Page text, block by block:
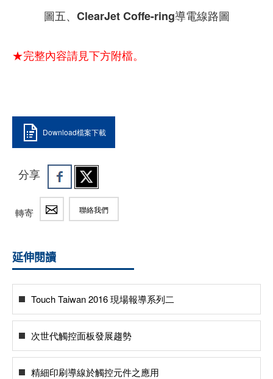
圖五、ClearJet Coffe-ring導電線路圖
★完整內容請見下方附檔。
Download檔案下載
分享
轉寄 聯絡我們
延伸閱讀
Touch Taiwan 2016 現場報導系列二
次世代觸控面板發展趨勢
精細印刷導線於觸控元件之應用